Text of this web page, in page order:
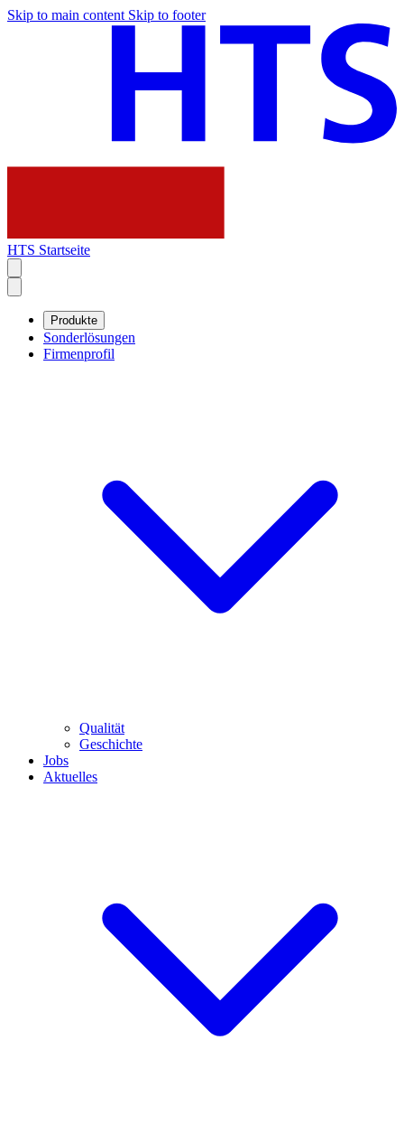
Skip to main content Skip to footer
HTS Startseite
Produkte
Sonderlösungen
Firmenprofil
Qualität
Geschichte
Jobs
Aktuelles